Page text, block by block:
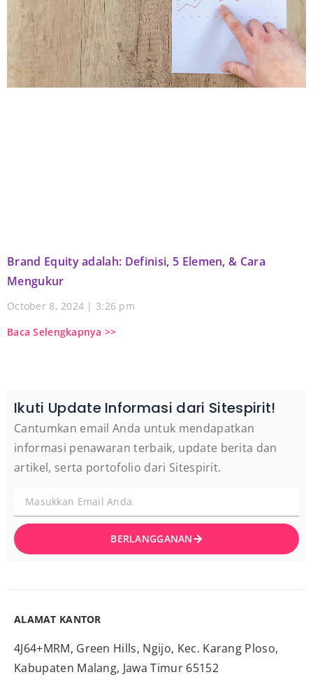
Brand Equity adalah: Definisi, 5 Elemen, & Cara
Mengukur
October 8, 2024
3:26 pm
Baca Selengkapnya >>
Ikuti Update Informasi dari Sitespirit!
Cantumkan email Anda untuk mendapatkan
informasi penawaran terbaik, update berita dan
artikel, serta portofolio dari Sitespirit.
BERLANGGANAN
ALAMAT KANTOR
4J64+MRM, Green Hills, Ngijo, Kec. Karang Ploso,
Kabupaten Malang, Jawa Timur 65152